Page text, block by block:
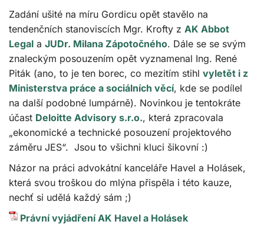
Zadání ušité na míru Gordicu opět stavělo na
tendenčních stanoviscích Mgr. Krofty z AK Abbot
Legal a JUDr. Milana Zápotočného. Dále se se svým
znaleckým posouzením opět vyznamenal Ing. René
Piták (ano, to je ten borec, co mezitím stihl vyletět i z
Ministerstva práce a sociálních věcí, kde se podílel
na další podobné lumpárně). Novinkou je tentokráte
účast Deloitte Advisory s.r.o., která zpracovala
„ekonomické a technické posouzení projektového
záměru JES“. Jsou to všichni kluci šikovní :)
Názor na práci advokátní kanceláře Havel a Holásek,
která svou troškou do mlýna přispěla i této kauze,
nechť si udělá každý sám ;)
Právní vyjádření AK Havel a Holásek